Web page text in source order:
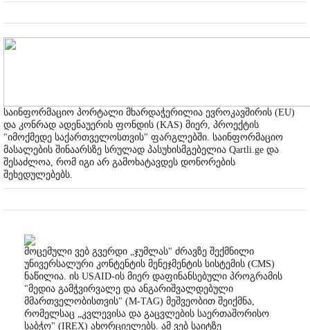
საინფორმაციო პორტალი მხარდაჭერილია ევროკავშირის (EU)
და კონრად ადენაუერის ფონდის (KAS) მიერ, პროექტის
"იმოქმედე საქართველოსთვის" ფარგლებში. საინფორმაციო
მასალების შინაარსზე სრულად პასუხისმგებელია Qartli.ge და
შესაძლოა, რომ იგი არ გამოხატავდეს დონორების
შეხედულებებს.
მოცემული ვებ გვერდი „ჯუმლას" ძრავზე შექმნილი
უნივერსალური კონტენტის მენეჯმენტის სისტემის (CMS)
ნაწილია. ის USAID-ის მიერ დაფინანსებული პროგრამის
"მედია გამჭვირვალე და ანგარიშვალდებული
მმართველობისთვის" (M-TAG) მეშვეობით შეიქმნა,
რომელსაც „კვლევისა და გაცვლების საერთაშორისო
საბჭო" (IREX) ახორციელებს. ამ ვებ საიტზე